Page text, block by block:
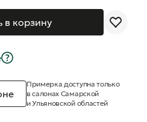
в корзину
Примерка доступна только
в салонах Самарской
и Ульяновской областей